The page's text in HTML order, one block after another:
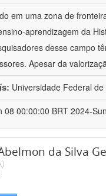
em uma zona de
aprendizagem da
desse campo
Apesar da
Universidade Federal
08 00:00:00 BRT 2024-
da Silva